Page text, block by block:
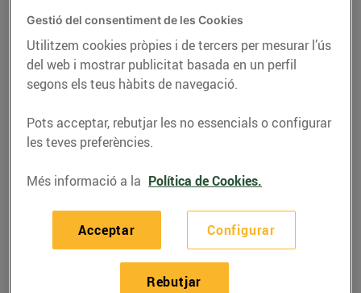
CONSELLS I HÀBITS SALUDABLES
Trucs i consells per fer
un bon pastís
24/d’abril/2020
s’han convertit en un dels passatemps més
practicats per tots nosaltres.
La demanda de farina,
llevat i ous ha crescut molt i això demostra que no
poques persones s’han aventurat a explorar la seva
Gestió del consentiment de les Cookies
Utilitzem cookies pròpies i de tercers per mesurar l’ús
del web i mostrar publicitat basada en un perfil
segons els teus hàbits de navegació.
Pots acceptar, rebutjar les no essencials o configurar
les teves preferències.
Més informació a la Política de Cookies.
Configurar
Rebutjar
Acceptar